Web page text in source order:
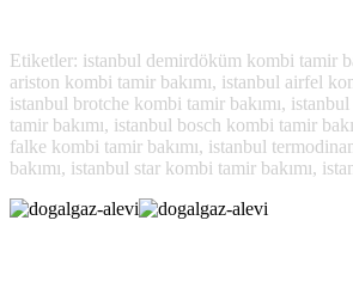
Etiketler: istanbul demirdöküm kombi tamir
ariston kombi tamir bakımı, istanbul airfel
istanbul brotche kombi tamir bakımı,
tamir bakımı, istanbul bosch kombi tamir
falke kombi tamir bakımı, istanbul
bakımı, istanbul star kombi tamir bakımı,